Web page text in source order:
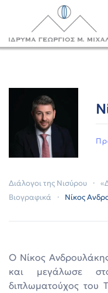
Skip to main
Διάλογοι της Νισύρου
Βιογραφικά
Νίκος
O Νίκος
και μεγάλωσε
διπλωματούχος του